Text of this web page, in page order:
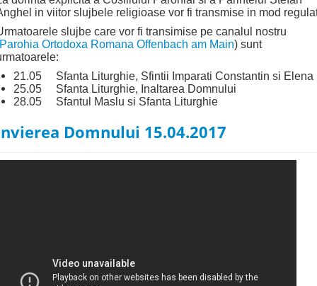
in viitor slujbele religioase vor fi transmise in mod
slujbe care vor fi transimise pe canalul nostru
Parohia Ortodoxa Romana Offenbach am Main) sunt
21.05 Sfanta Liturghie, Sfintii Imparati Constantin si Elena
25.05 Sfanta Liturghie, Inaltarea Domnului
28.05 Sfantul Maslu si Sfanta Liturghie
Domnului 15.04.2017